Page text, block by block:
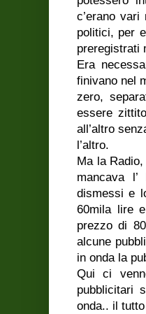
c’erano
politici, per
preregistrati
Era
finivano nel
zero,
essere
all’altro
l’altro.
Ma la
mancava
dismessi e
60mila lire
prezzo di
alcune
in onda la
Qui ci
pubblicitari
onda.. il